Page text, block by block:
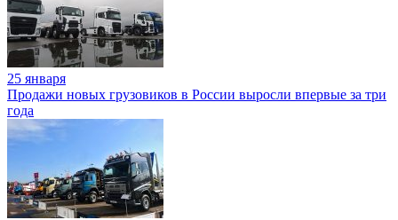
25 января
Продажи новых грузовиков в России выросли впервые за три
года